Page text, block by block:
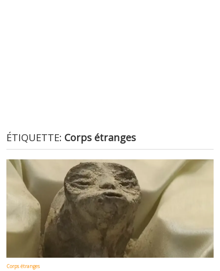
ÉTIQUETTE: Corps étranges
Corps étranges